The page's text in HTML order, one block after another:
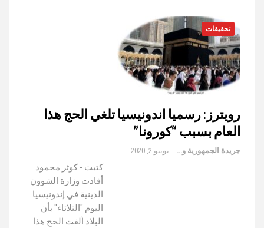
تحقيقات
رويترز: رسميا اندونيسيا تلغي الحج هذا
العام بسبب “كورونا”
جريدة الجمهورية والعالم يونيو 2, 2020
كتبت - كوثر محمود
أفادت وزارة الشؤون
الدينية في إندونيسيا
اليوم "الثلاثاء" بأن
البلاد ألغت الحج هذا